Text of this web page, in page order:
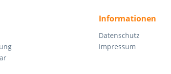
Informationen
Datenschutz
Impressum